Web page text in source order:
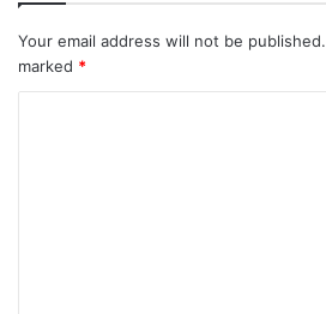
Your email address will not be published.
marked *